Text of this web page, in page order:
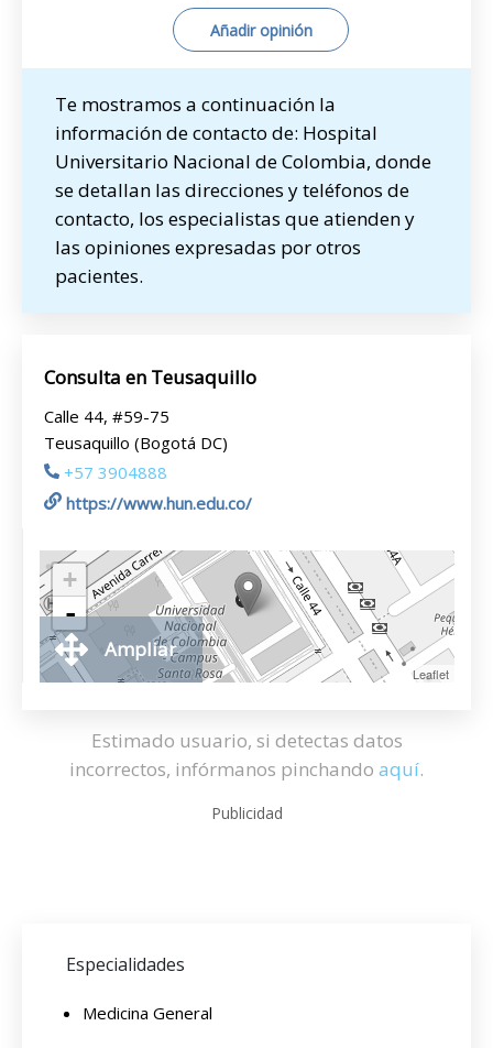
Añadir opinión
Te mostramos a continuación la
información de contacto de: Hospital
Universitario Nacional de Colombia, donde
se detallan las direcciones y teléfonos de
contacto, los especialistas que atienden y
las opiniones expresadas por otros
pacientes.
Consulta en Teusaquillo
Calle 44, #59-75
Teusaquillo (Bogotá DC)
+57 3904888
https://www.hun.edu.co/
+
-
Leaflet
Ampliar
Estimado usuario, si detectas datos
incorrectos, infórmanos pinchando aquí.
Publicidad
Especialidades
Medicina General